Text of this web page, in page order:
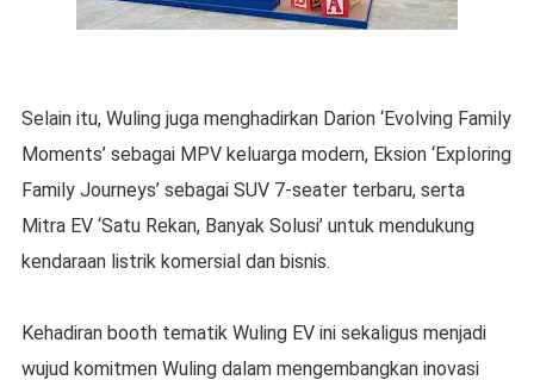
Selain itu, Wuling juga menghadirkan Darion ‘Evolving Family
Moments’ sebagai MPV keluarga modern, Eksion ‘Exploring
Family Journeys’ sebagai SUV 7-seater terbaru, serta
Mitra EV ‘Satu Rekan, Banyak Solusi’ untuk mendukung
kendaraan listrik komersial dan bisnis.
Kehadiran booth tematik Wuling EV ini sekaligus menjadi
wujud komitmen Wuling dalam mengembangkan inovasi